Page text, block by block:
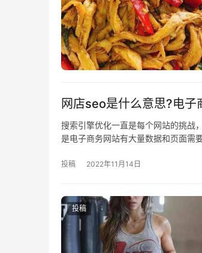
网店seo是什么意思?电子
搜索引擎优化一直是每个网站的挑战
是电子商务网站有大量数据和页面需
投稿 2022年11月14日
投稿